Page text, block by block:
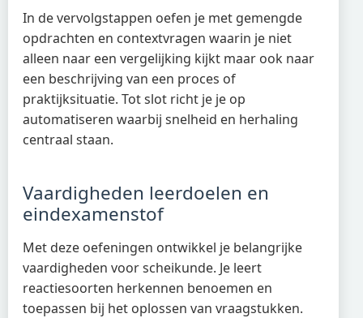
In de vervolgstappen oefen je met gemengde
opdrachten en contextvragen waarin je niet
alleen naar een vergelijking kijkt maar ook naar
een beschrijving van een proces of
praktijksituatie. Tot slot richt je je op
automatiseren waarbij snelheid en herhaling
centraal staan.
Vaardigheden leerdoelen en
eindexamenstof
Met deze oefeningen ontwikkel je belangrijke
vaardigheden voor scheikunde. Je leert
reactiesoorten herkennen benoemen en
toepassen bij het oplossen van vraagstukken.